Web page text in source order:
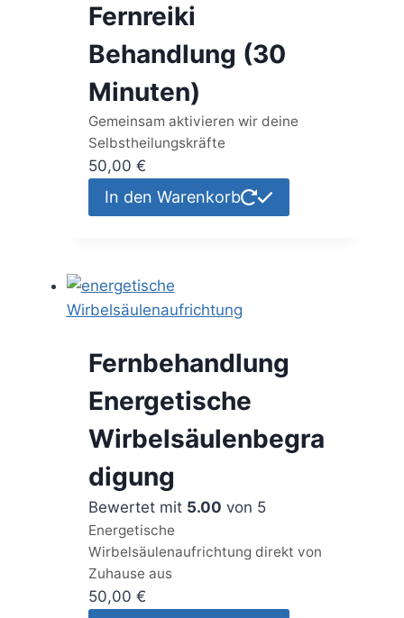
Fernreiki
Behandlung (30
Minuten)
Gemeinsam aktivieren wir deine
Selbstheilungskräfte
50,00 €
In den Warenkorb
Fernbehandlung
Energetische
Wirbelsäulenbegra
digung
Bewertet mit 5.00 von 5
Energetische
Wirbelsäulenaufrichtung direkt von
Zuhause aus
50,00 €